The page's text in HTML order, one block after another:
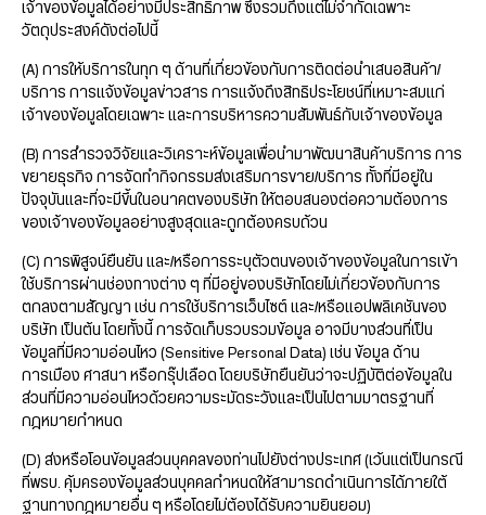
เจ้าของข้อมูลได้อย่างมีประสิทธิภาพ ซึ่งรวมถึงแต่ไม่จำกัดเฉพาะ
วัตถุประสงค์ดังต่อไปนี้
(A) การให้บริการในทุก ๆ ด้านที่เกี่ยวข้องกับการติดต่อนำเสนอสินค้า/
บริการ การแจ้งข้อมูลข่าวสาร การแจ้งถึงสิทธิประโยชน์ที่เหมาะสมแก่
เจ้าของข้อมูลโดยเฉพาะ และการบริหารความสัมพันธ์กับเจ้าของข้อมูล
(B) การสำรวจวิจัยและวิเคราะห์ข้อมูลเพื่อนำมาพัฒนาสินค้าบริการ การ
ขยายธุรกิจ การจัดทำกิจกรรมส่งเสริมการขาย/บริการ ทั้งที่มีอยู่ใน
ปัจจุบันและที่จะมีขึ้นในอนาคตของบริษัท ให้ตอบสนองต่อความต้องการ
ของเจ้าของข้อมูลอย่างสูงสุดและถูกต้องครบถ้วน
(C) การพิสูจน์ยืนยัน และ/หรือการระบุตัวตนของเจ้าของข้อมูลในการเข้า
ใช้บริการผ่านช่องทางต่าง ๆ ที่มีอยู่ของบริษัทโดยไม่เกี่ยวข้องกับการ
ตกลงตามสัญญา เช่น การใช้บริการเว็บไซต์ และ/หรือแอปพลิเคชันของ
บริษัท เป็นต้น โดยทั้งนี้ การจัดเก็บรวบรวมข้อมูล อาจมีบางส่วนที่เป็น
ข้อมูลที่มีความอ่อนไหว (Sensitive Personal Data) เช่น ข้อมูล ด้าน
การเมือง ศาสนา หรือกรุ๊ปเลือด โดยบริษัทยืนยันว่าจะปฏิบัติต่อข้อมูลใน
ส่วนที่มีความอ่อนไหวด้วยความระมัดระวังและเป็นไปตามมาตรฐานที่
กฎหมายกำหนด
(D) ส่งหรือโอนข้อมูลส่วนบุคคลของท่านไปยังต่างประเทศ (เว้นแต่เป็นกรณี
ที่พรบ. คุ้มครองข้อมูลส่วนบุคคลกำหนดให้สามารถดำเนินการได้ภายใต้
ฐานทางกฎหมายอื่น ๆ หรือโดยไม่ต้องได้รับความยินยอม)